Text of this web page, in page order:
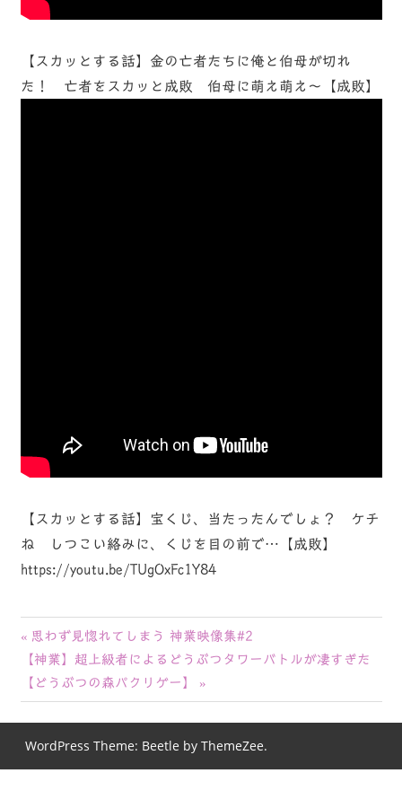
【スカッとする話】金の亡者たちに俺と伯母が切れ
た！ 亡者をスカッと成敗 伯母に萌え萌え～【成敗】
【スカッとする話】宝くじ、当たったんでしょ？ ケチ
ね しつこい絡みに、くじを目の前で…【成敗】
https://youtu.be/TUgOxFc1Y84
投
稿
ナ
ビ
前
の
記
事:
思わず見惚れてしまう 神業映像集#2
次
の
記
【神業】超上級者によるどうぶつタワーバトルが凄すぎた
【どうぶつの森パクリゲー】
WordPress Theme: Beetle by ThemeZee.